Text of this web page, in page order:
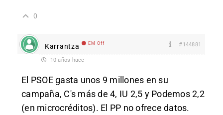
0
Karrantza EM Off #144881
10 años hace
El PSOE gasta unos 9 millones en su
campaña, C's más de 4, IU 2,5 y Podemos 2,2
(en microcréditos). El PP no ofrece datos.